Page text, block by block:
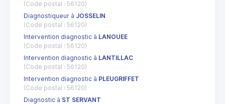
(Code postal : 56120)
Diagnostiqueur à JOSSELIN
(Code postal : 56120)
Intervention diagnostic à LANOUEE
(Code postal : 56120)
Intervention diagnostic à LANTILLAC
(Code postal : 56120)
Intervention diagnostic à PLEUGRIFFET
(Code postal : 56120)
Diagnostic à ST SERVANT